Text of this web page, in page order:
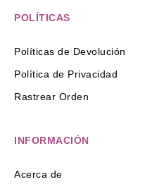
POLÍTICAS
Políticas de Devolución
Política de Privacidad
Rastrear Orden
INFORMACIÓN
Acerca de